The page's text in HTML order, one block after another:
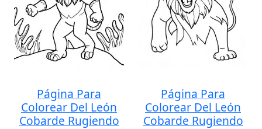
Página Para
Colorear Del León
Cobarde Rugiendo
Página Para
Colorear Del León
Cobarde Rugiendo